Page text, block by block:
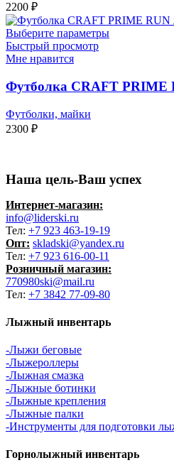
2200 ₽
Выберите параметры
Быстрый просмотр
Мне нравится
Футболка CRAFT PRIME
Футболки, майки
2300 ₽
Наша цель-Ваш успех
Интернет-магазин:
info@liderski.ru
Тел: +7 923 463-19-19
Опт: skladski@yandex.ru
Тел: +7 923 616-00-11
Розничный магазин:
770980ski@mail.ru
Тел: +7 3842 77-09-80
Лыжный инвентарь
-Лыжи беговые
-Лыжероллеры
-Лыжная смазка
-Лыжные ботинки
-Лыжные крепления
-Лыжные палки
-Инструменты для подготовки
Горнолыжный инвентарь